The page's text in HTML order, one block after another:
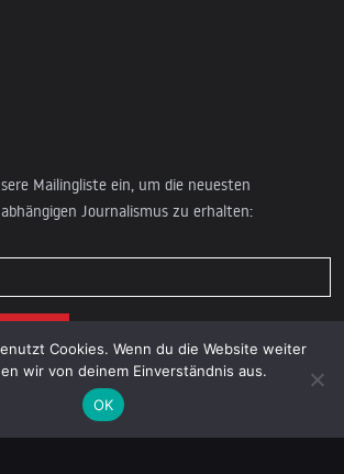
Mailingliste ein, um die neuesten
Journalismus zu erhalten:
Munich e.V. | All rights reserved.
Cookies. Wenn du die Website weiter
wir von deinem Einverständnis aus.
OK